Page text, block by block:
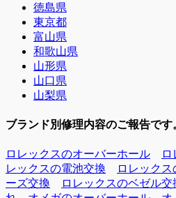
徳島県
東京都
富山県
和歌山県
山形県
山口県
山梨県
ブランド別修理内容のご報告です
ロレックスのオーバーホール
レックスの電池交換
ロレックス
ーズ交換
ロレックスのベゼル交